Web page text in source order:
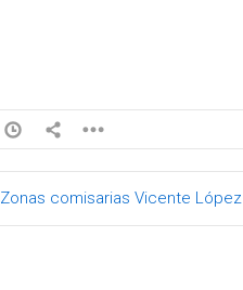
Zonas comisarias Vicente López